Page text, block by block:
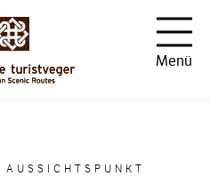
Menü